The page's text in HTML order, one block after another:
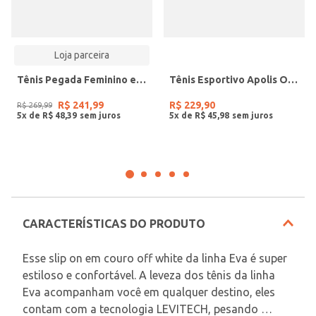
Loja parceira
Tênis Pegada Feminino em Couro Branco 211218-01
R$ 269,99 R$ 241,99
5x de R$ 48 39
Tênis Esportivo Apolis Olympikus Feminino AZUL
R$ 229,90
5x de R$ 45 98
CARACTERÍSTICAS DO PRODUTO
Esse slip on em couro off white da linha Eva é super
estiloso e confortável. A leveza dos tênis da linha
Eva acompanham você em qualquer destino, eles
contam com a tecnologia LEVITECH, pesando